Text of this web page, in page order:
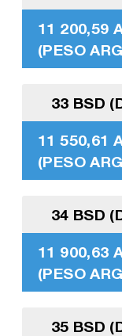
11 200,59
(PESO
33 BSD
11 550,61
(PESO
34 BSD
11 900,63
(PESO
35 BSD